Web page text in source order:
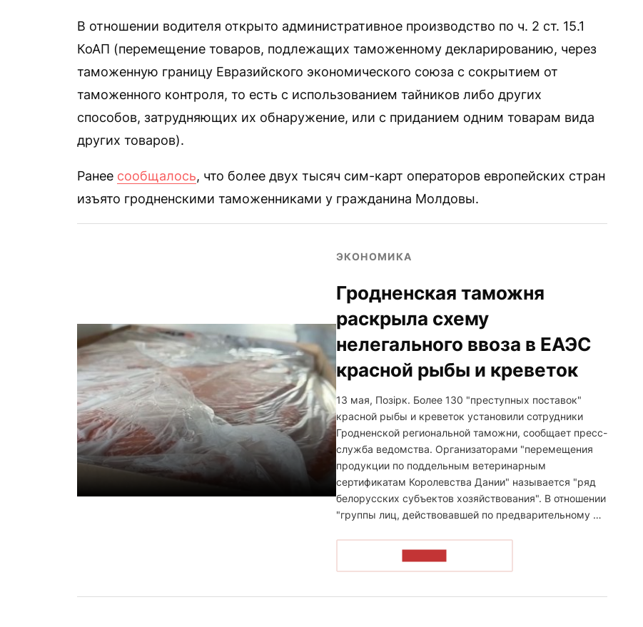
В отношении водителя открыто административное производство по ч. 2 ст. 15.1
КоАП (перемещение товаров, подлежащих таможенному декларированию, через
таможенную границу Евразийского экономического союза с сокрытием от
таможенного контроля, то есть с использованием тайников либо других
способов, затрудняющих их обнаружение, или с приданием одним товарам вида
других товаров).
Ранее сообщалось, что более двух тысяч сим-карт операторов европейских стран
изъято гродненскими таможенниками у гражданина Молдовы.
ЭКОНОМИКА
Гродненская таможня
раскрыла схему
нелегального ввоза в ЕАЭС
красной рыбы и креветок
13 мая, Позірк. Более 130 "преступных поставок"
красной рыбы и креветок установили сотрудники
Гродненской региональной таможни, сообщает пресс-
служба ведомства. Организаторами "перемещения
продукции по поддельным ветеринарным
сертификатам Королевства Дании" называется "ряд
белорусских субъектов хозяйствования". В отношении
"группы лиц, действовавшей по предварительному …